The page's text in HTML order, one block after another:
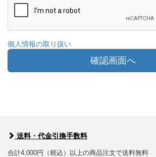
個人情報の取り扱い
確認画面へ
送料・代金引換手数料
合計4,000円（税込）以上の商品注文で送料無料